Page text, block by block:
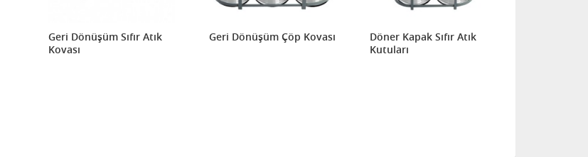
Geri Dönüşüm Sıfır Atık
Kovası
Geri Dönüşüm Çöp Kovası
Döner Kapak Sıfır Atık
Kutuları